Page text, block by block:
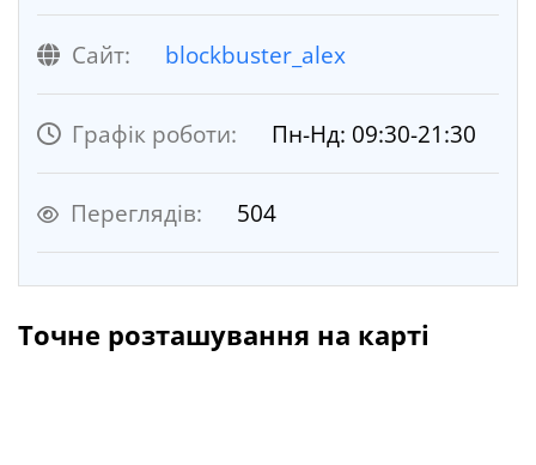
Cайт: blockbuster_alex
Графік роботи: Пн-Нд: 09:30-21:30
Переглядів: 504
Точне розташування на карті